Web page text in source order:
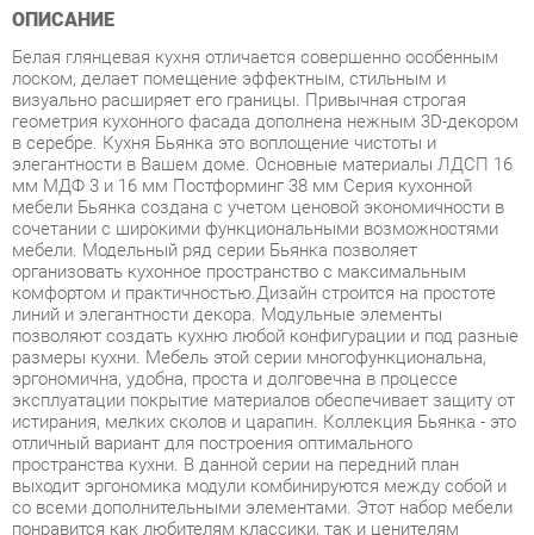
лоском, делает помещение эффектным, стильным и
визуально расширяет его границы. Привычная строгая
геометрия кухонного фасада дополнена нежным 3D-декором
в серебре. Кухня Бьянка это воплощение чистоты и
элегантности в Вашем доме. Основные материалы ЛДСП 16
мм МДФ 3 и 16 мм Постформинг 38 мм Серия кухонной
мебели Бьянка создана с учетом ценовой экономичности в
сочетании с широкими функциональными возможностями
мебели. Модельный ряд серии Бьянка позволяет
организовать кухонное пространство с максимальным
комфортом и практичностью.Дизайн строится на простоте
линий и элегантности декора. Модульные элементы
позволяют создать кухню любой конфигурации и под разные
размеры кухни. Мебель этой серии многофункциональна,
эргономична, удобна, проста и долговечна в процессе
эксплуатации покрытие материалов обеспечивает защиту от
истирания, мелких сколов и царапин. Коллекция Бьянка - это
отличный вариант для построения оптимального
пространства кухни. В данной серии на передний план
выходит эргономика модули комбинируются между собой и
со всеми дополнительными элементами. Этот набор мебели
понравится как любителям классики, так и ценителям
современных тенденций в мебельном дизайне. С такой
мебелью интерьер кухни становится уютным, домашним и
элегантным. Благодаря использованию в конструкциях
светлых тонов, внешне мебель воспринимается легкой и